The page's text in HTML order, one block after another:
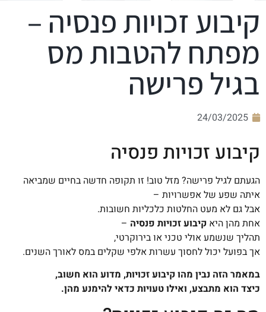
קיבוע זכויות פנסיה –
מפתח להטבות מס
בגיל פרישה
24/03/2025
קיבוע זכויות פנסיה
הגעתם לגיל פרישה? מזל טוב! זו תקופה חדשה בחיים שמביאה
איתה שפע של אפשרויות –
אבל גם לא מעט החלטות כלכליות חשובות.
אחת מהן היא קיבוע זכויות פנסיה –
תהליך שנשמע אולי טכני או בירוקרטי,
אך בפועל יכול לחסוך עשרות אלפי שקלים במס לאורך השנים.
במאמר הזה נבין מהו קיבוע זכויות, מדוע הוא חשוב,
כיצד הוא מתבצע, ואילו טעויות כדאי להימנע מהן.